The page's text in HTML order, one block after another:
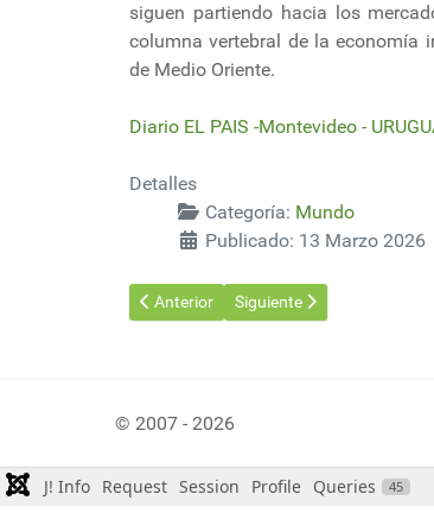
siguen partiendo hacia los
columna vertebral de la economía
de Medio Oriente.
Diario EL PAIS -Montevideo -
Detalles
Categoría: Mundo
Publicado: 13 Marzo 2026
Artículo anterior: Chile y Estados
Anterior Artículo siguiente: El
Siguiente
© 2007 - 2026
J! Info Request Session Profile Queries 45